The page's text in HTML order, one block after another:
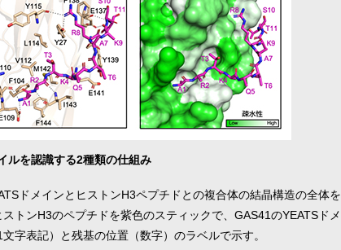
ルを認識する2種類の仕組み
ドメインとヒストンH3ペプチドとの複合体の結晶構造の全体を
トンH3のペプチドを紫色のスティックで、GAS41のYEATSドメ
字表記）と残基の位置（数字）のラベルで示す。